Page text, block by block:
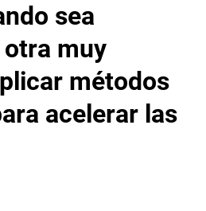
sea
muy
métodos
acelerar las